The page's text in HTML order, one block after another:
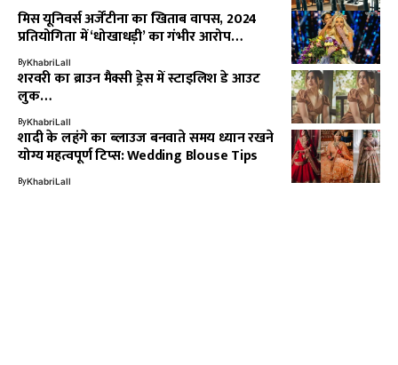
मिस यूनिवर्स अर्जेंटीना का खिताब वापस, 2024
प्रतियोगिता में ‘धोखाधड़ी’ का गंभीर आरोप…
ByKhabriLall
शरवरी का ब्राउन मैक्सी ड्रेस में स्टाइलिश डे आउट
लुक…
ByKhabriLall
शादी के लहंगे का ब्लाउज बनवाते समय ध्यान रखने
योग्य महत्वपूर्ण टिप्स: Wedding Blouse Tips
ByKhabriLall